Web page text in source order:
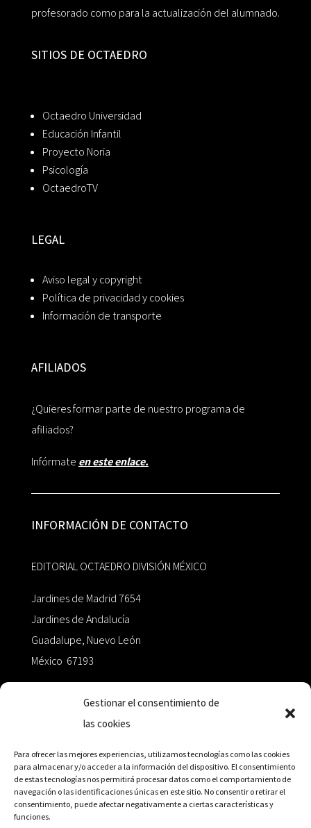
Gestionar el consentimiento de
las cookies
Para ofrecer las mejores experiencias, utilizamos tecnologías como las cookies
para almacenar y/o acceder a la información del dispositivo. El consentimiento
de estas tecnologías nos permitirá procesar datos como el comportamiento de
navegación o las identificaciones únicas en este sitio. No consentir o retirar el
consentimiento, puede afectar negativamente a ciertas características y
funciones.
profesorado como para la actualización del alumnado.
SITIOS DE OCTAEDRO
Octaedro Universidad
Educación Infantil
Proyecto Noria
Psicología
OctaedroTV
LEGAL
Aviso legal y copyright
Política de privacidad y cookies
Información de transporte
AFILIADOS
¿Quieres formar parte de nuestro programa de
afiliados?
Infórmate en este enlace.
INFORMACIÓN DE CONTACTO
EDITORIAL OCTAEDRO DIVISIÓN MÉXICO
Jardines de Madrid 7654
Jardines de Andalucía
Guadalupe, Nuevo León
México 67193
+52 811.499.5638
RED DE DISTRIBUCIÓN
Distribuidores en México y Octaedro internacional